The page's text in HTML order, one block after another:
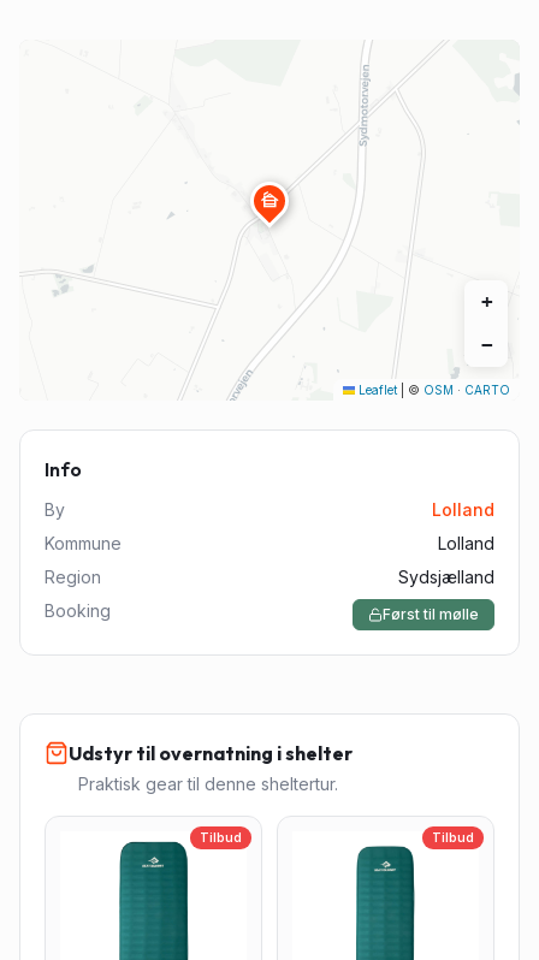
cabin
+
−
Leaflet © OSM · CARTO
Info
By
Lolland
Kommune
Lolland
Region
Sydsjælland
Booking
Først til mølle
Udstyr til overnatning i shelter
Praktisk gear til denne sheltertur.
Tilbud Tilbud